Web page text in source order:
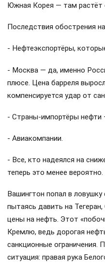
Южная Корея — там растёт
Последствия обострения
- Нефтеэкспортёры,
- Москва — да, именно
плюсе. Цена барреля
компенсируется удар от
- Страны-импортёры нефти
- Авиакомпании.
- Все, кто надеялся на
теперь это менее вероятно.
Вашингтон попал в
пытаясь давить на
цены на нефть. Этот
Кремлю, ведь дорогая
санкционные ограничения.
ситуация: правая рука